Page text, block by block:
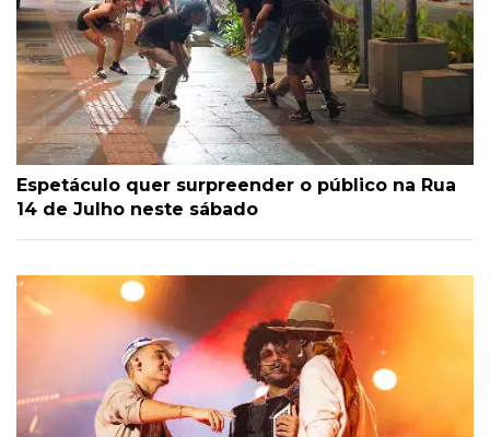
Espetáculo quer surpreender o público na Rua
14 de Julho neste sábado